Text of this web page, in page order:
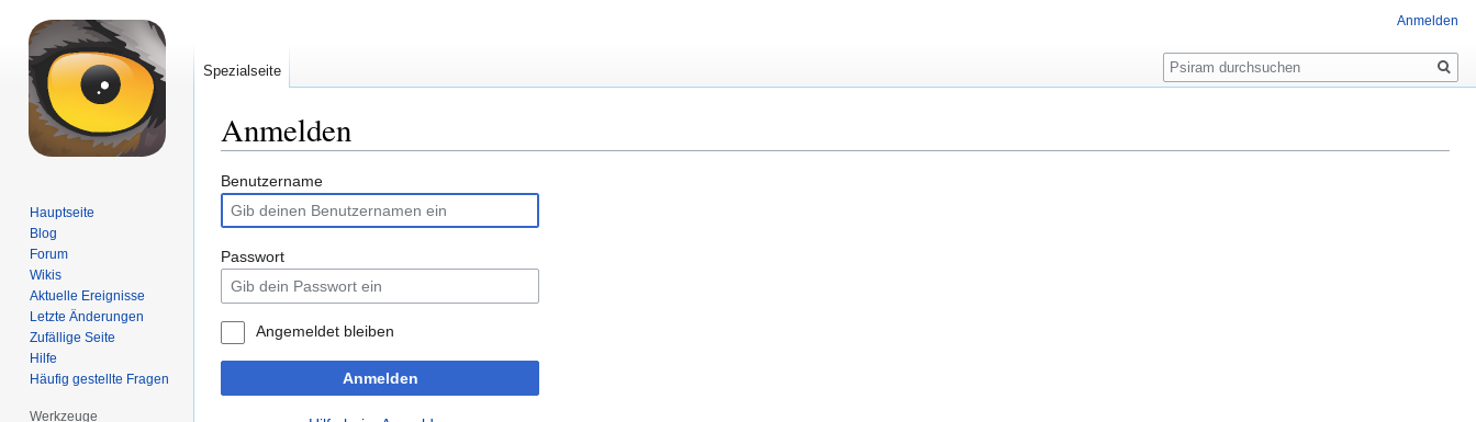
Anmelden
Zur
Navigation
springen
Zur
Suche
springen
Benutzername
Passwort
Angemeldet bleiben
Anmelden
Anmelden
Spezialseite
Suche
Hauptseite
Blog
Forum
Wikis
Aktuelle Ereignisse
Letzte Änderungen
Zufällige Seite
Hilfe
Häufig gestellte Fragen
Werkzeuge